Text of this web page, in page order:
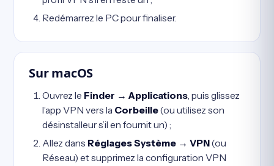
Redémarrez le PC pour finaliser.
Sur macOS
Ouvrez le Finder → Applications, puis glissez
l’app VPN vers la Corbeille(ou utilisez son
désinstalleur s’il en fournit un) ;
Allez dans Réglages Système → VPN(ou
Réseau) et supprimez la configuration VPN